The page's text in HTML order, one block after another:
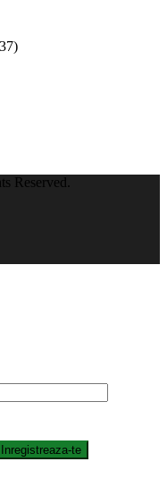
Reserved.
Inregistreaza-te